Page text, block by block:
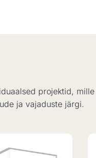
projektid,
ja vajaduste järgi.